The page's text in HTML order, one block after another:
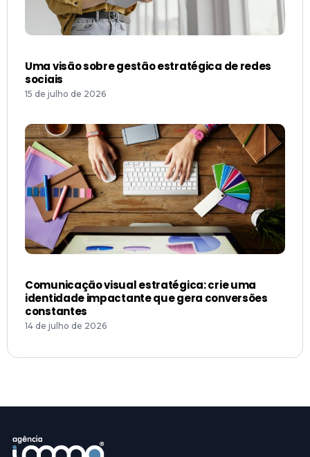
Uma visão sobre gestão estratégica de redes
sociais
15 de julho de 2026
Comunicação visual estratégica: crie uma
identidade impactante que gera conversões
constantes
14 de julho de 2026